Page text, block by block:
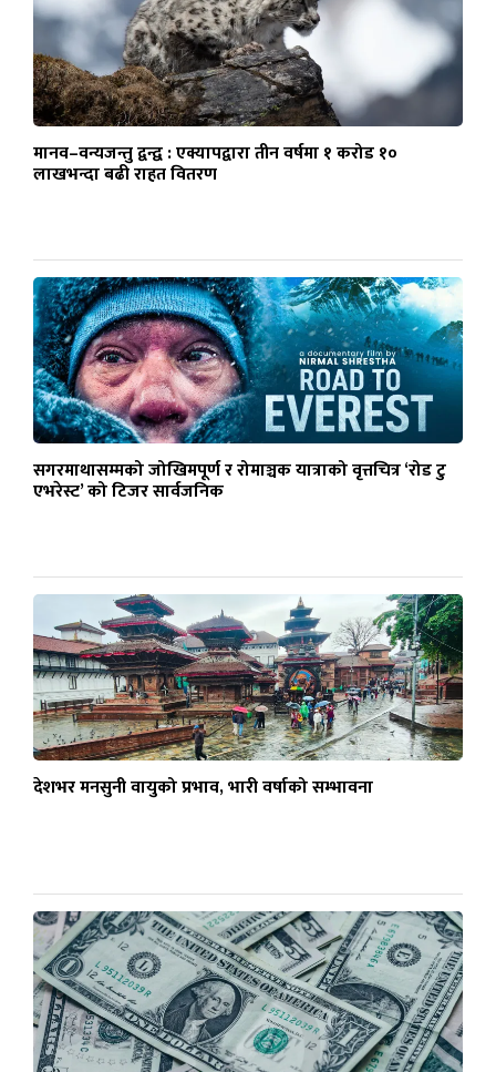
मानव–वन्यजन्तु द्वन्द्व : एक्यापद्वारा तीन वर्षमा १ करोड १०
लाखभन्दा बढी राहत वितरण
सगरमाथासम्मको जोखिमपूर्ण र रोमाञ्चक यात्राको वृत्तचित्र ‘रोड टु
एभरेस्ट’ को टिजर सार्वजनिक
देशभर मनसुनी वायुको प्रभाव, भारी वर्षाको सम्भावना